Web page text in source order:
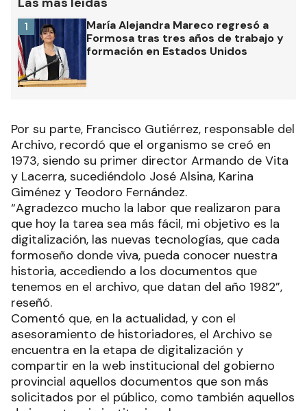
María Alejandra Mareco regresó a
Formosa tras tres años de trabajo y
formación en Estados Unidos
1
Por su parte, Francisco Gutiérrez, responsable del
Archivo, recordó que el organismo se creó en
1973, siendo su primer director Armando de Vita
y Lacerra, sucediéndolo José Alsina, Karina
Giménez y Teodoro Fernández.
“Agradezco mucho la labor que realizaron para
que hoy la tarea sea más fácil, mi objetivo es la
digitalización, las nuevas tecnologías, que cada
formoseño donde viva, pueda conocer nuestra
historia, accediendo a los documentos que
tenemos en el archivo, que datan del año 1982”,
reseñó.
Comentó que, en la actualidad, y con el
asesoramiento de historiadores, el Archivo se
encuentra en la etapa de digitalización y
compartir en la web institucional del gobierno
provincial aquellos documentos que son más
solicitados por el público, como también aquellos